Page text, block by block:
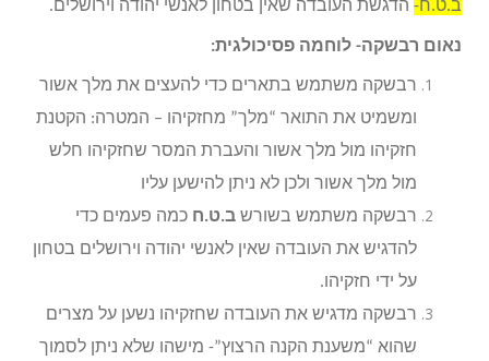
ב.ט.ח- הדגשת העובדה שאין בטחון לאנשי יהודה וירושלים.
נאום רבשקה- לוחמה פסיכולגית:
רבשקה משתמש בתארים כדי להעצים את מלך אשור
ומשמיט את התואר “מלך” מחזקיהו – המטרה: הקטנת
חזקיהו מול מלך אשור והעברת המסר שחזקיהו חלש
מול מלך אשור ולכן לא ניתן להישען עליו
רבשקה משתמש בשורשב.ט.ח כמה פעמים כדי
להדגיש את העובדה שאין לאנשי יהודה וירושלים בטחון
על ידי חזקיהו.
רבשקה מדגיש את העובדה שחזקיהו נשען על מצרים
שהוא “משענת הקנה הרצוץ”- מישהו שלא ניתן לסמוך